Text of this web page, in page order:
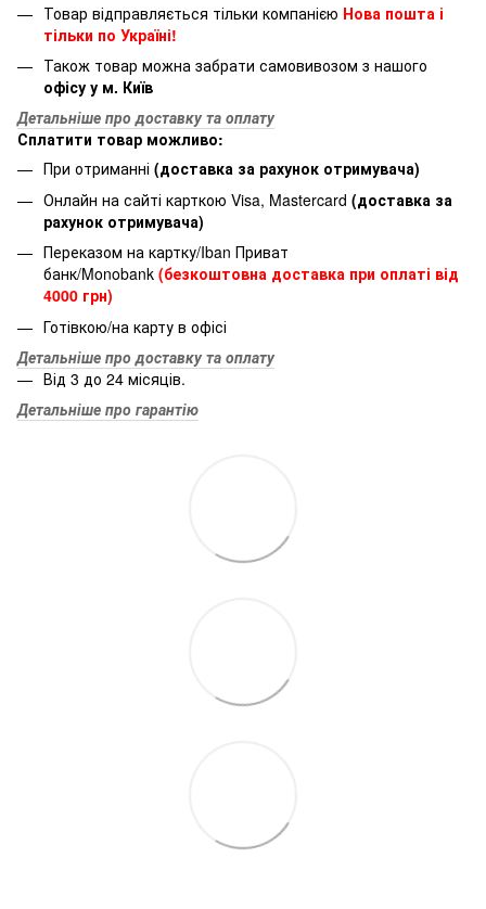
Товар відправляється тільки компанією Нова пошта і
тільки по Україні!
Також товар можна забрати самовивозом з нашого
офісу у м. Київ
Детальніше про доставку та оплату
Сплатити товар можливо:
При отриманні (доставка за рахунок отримувача)
Онлайн на сайті карткою Visa, Mastercard (доставка за
рахунок отримувача)
Переказом на картку/Iban Приват
банк/Monobank (безкоштовна доставка при оплаті від
4000 грн)
Готівкою/на карту в офісі
Детальніше про доставку та оплату
Від 3 до 24 місяців.
Детальніше про гарантію